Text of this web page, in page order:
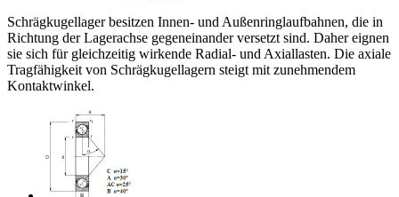
Schrägkugellager besitzen Innen- und Außenringlaufbahnen, die in
Richtung der Lagerachse gegeneinander versetzt sind. Daher eignen
sie sich für gleichzeitig wirkende Radial- und Axiallasten. Die axiale
Tragfähigkeit von Schrägkugellagern steigt mit zunehmendem
Kontaktwinkel.